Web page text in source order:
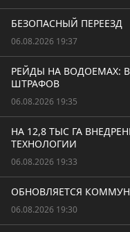
БЕЗОПАСНЫЙ ПЕРЕЕЗД
06.08.2026 19:37
РЕЙДЫ НА ВОДОЕМАХ:
ШТРАФОВ
06.08.2026 19:35
НА 12,8 ТЫС ГА
ТЕХНОЛОГИИ
06.08.2026 19:33
ОБНОВЛЯЕТСЯ
06.08.2026 19:30